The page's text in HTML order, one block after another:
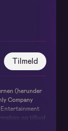
Tilmeld
(herunder
Company
og tilbud
services og